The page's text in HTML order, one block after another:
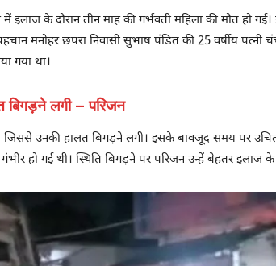
में इलाज के दौरान तीन माह की गर्भवती महिला की मौत हो
मनोहर छपरा निवासी सुभाष पंडित की 25 वर्षीय
गया था।
बिगड़ने लगी – परिजन
जिससे उनकी हालत बिगड़ने लगी। इसके बावजूद समय पर
हो गई थी। स्थिति बिगड़ने पर परिजन उन्हें बेहतर